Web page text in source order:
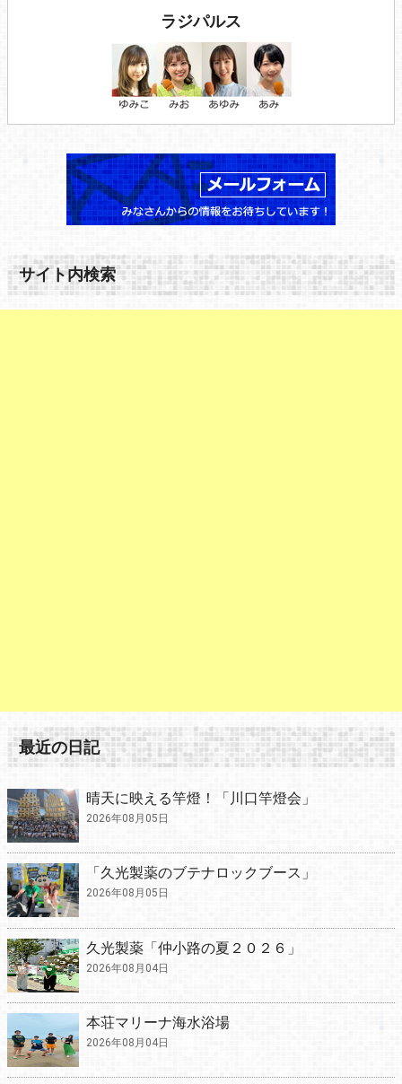
ラジパルス
サイト内検索
最近の日記
晴天に映える竿燈！「川口竿燈会」
2026年08月05日
「久光製薬のブテナロックブース」
2026年08月05日
久光製薬「仲小路の夏２０２６」
2026年08月04日
本荘マリーナ海水浴場
2026年08月04日